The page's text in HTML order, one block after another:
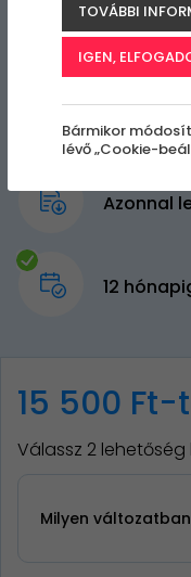
Azonnal
12
15 500 Ft-
Válassz 2 lehetőség
Milyen
TOVÁBBI
IGEN,
Bármikor
lévő „Cookie-